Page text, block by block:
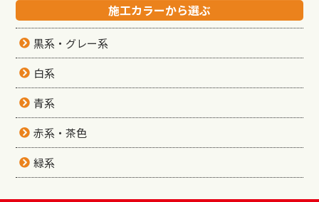
施工カラーから選ぶ
黒系・グレー系
白系
青系
赤系・茶色
緑系